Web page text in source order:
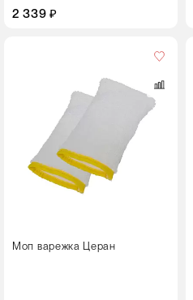
2 339 ₽
Моп варежка Церан